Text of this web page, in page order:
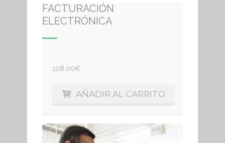
FACTURACIÓN
ELECTRÓNICA
108,00€
AÑADIR AL CARRITO